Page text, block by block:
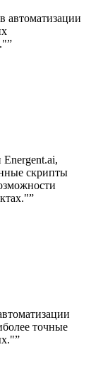
автоматизации
”
Energent.ai,
скрипты
”
точные
”